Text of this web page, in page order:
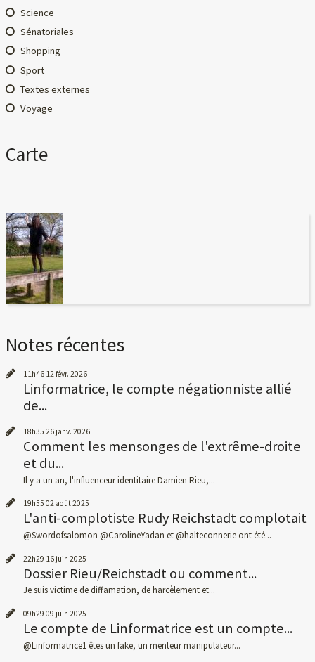
Science
Sénatoriales
Shopping
Sport
Textes externes
Voyage
Carte
Notes récentes
11h46 12févr. 2026
Linformatrice, le compte négationniste allié
de...
18h35 26 janv. 2026
Comment les mensonges de l'extrême-droite
et du...
Il y a un an, l'influenceur identitaire Damien Rieu,...
19h55 02 août 2025
L'anti-complotiste Rudy Reichstadt complotait
@Swordofsalomon @CarolineYadan et @halteconnerie ont été...
22h29 16 juin 2025
Dossier Rieu/Reichstadt ou comment...
Je suis victime de diffamation, de harcèlement et...
09h29 09 juin 2025
Le compte de Linformatrice est un compte...
@Linformatrice1 êtes un fake, un menteur manipulateur...